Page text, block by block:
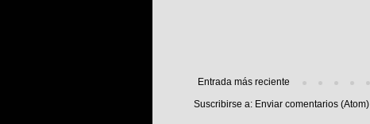
Entrada más reciente
Suscribirse a: Enviar comentarios (Atom)